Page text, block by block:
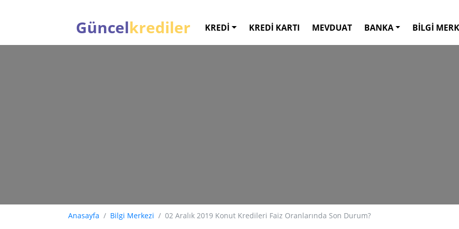
Güncelkrediler KREDİ KREDİ KARTI MEVDUAT BANKA BİLGİ
Anasayfa Bilgi Merkezi 02 Aralık 2019 Konut Kredileri Faiz Oranlarında Son Durum?